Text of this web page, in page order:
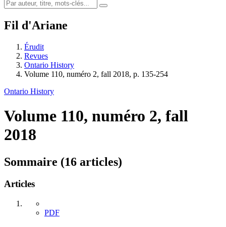
Fil d'Ariane
Érudit
Revues
Ontario History
Volume 110, numéro 2, fall 2018, p. 135-254
Ontario History
Volume 110, numéro 2, fall
2018
Sommaire (16 articles)
Articles
PDF